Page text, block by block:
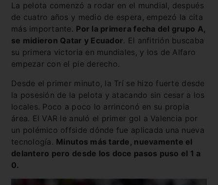
La pelota comenzó a rodar en el mundial, después
de cuatro años y medio de espera, empezó la cita
más importante. Por la primera fecha del grupo A,
se midieron Qatar y Ecuador. El anfitrión buscaba
su primera victoria en mundiales, y los de Alfaro
empezar con el pie derecho.
Desde el primer minuto, la Trí se hizo fuerte desde
la posesión de la pelota y atacando sin cesar a los
locales. Poco a poco lo arrinconó en su propia
área. El VAR le anuló el primer gol a Valencia por
un polémico offside dónde fue aplicada una nueva
tecnología. Minutos más tarde, nuevamente el
delantero pero desde los doce pasos puso el 1 a
0.